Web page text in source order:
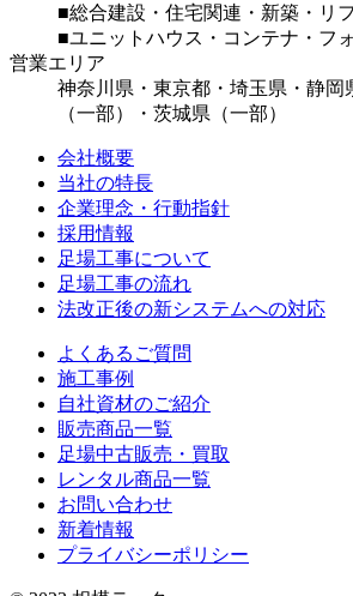
■総合建設・住宅関連・新築・リ
■ユニットハウス・コンテナ・フ
営業エリア
神奈川県・東京都・埼玉県・静岡
（一部）・茨城県（一部）
会社概要
当社の特長
企業理念・行動指針
採用情報
足場工事について
足場工事の流れ
法改正後の新システムへの対応
よくあるご質問
施工事例
自社資材のご紹介
販売商品一覧
足場中古販売・買取
レンタル商品一覧
お問い合わせ
新着情報
プライバシーポリシー